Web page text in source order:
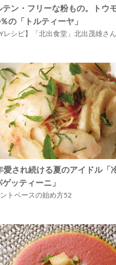
テン・フリーな粉もの。トウ
の「トルティーヤ」
レシピ】「北出食堂」北出茂雄さん
愛され続ける夏のアイドル「
ッティーニ」
トベースの始め方52